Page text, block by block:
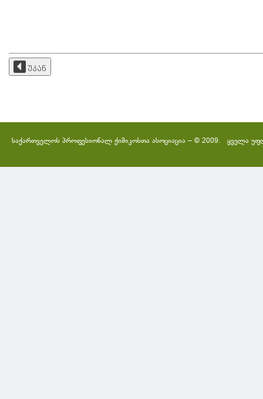
უკან
საქართველოს პროფესიონალ ქიმიკოსთა ასოციაცია – © 2009. ყველა